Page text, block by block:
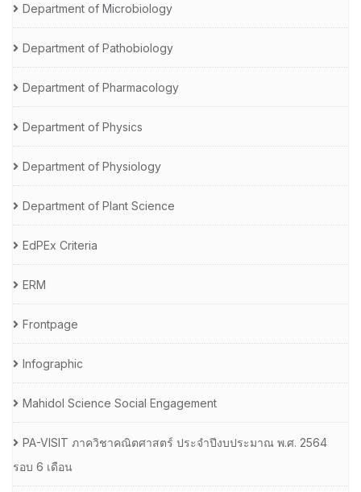
Department of Microbiology
Department of Pathobiology
Department of Pharmacology
Department of Physics
Department of Physiology
Department of Plant Science
EdPEx Criteria
ERM
Frontpage
Infographic
Mahidol Science Social Engagement
PA-VISIT ภาควิชาคณิตศาสตร์ ประจำปีงบประมาณ พ.ศ. 2564
รอบ 6 เดือน